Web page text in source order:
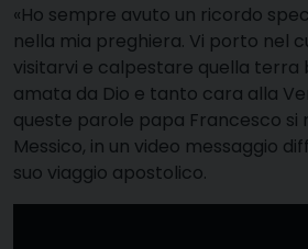
«Ho sempre avuto un ricordo
nella mia preghiera. Vi porto nel
visitarvi e calpestare quella
amata da Dio e tanto cara alla
queste parole papa Francesco si
Messico, in un video messaggio
suo viaggio apostolico.